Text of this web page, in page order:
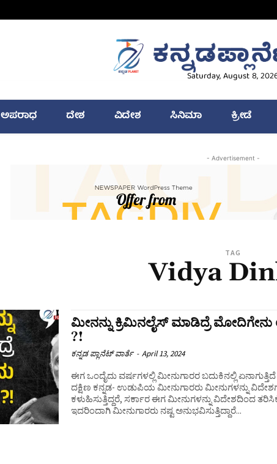
Saturday, August 8,
ಅಪರಾಧ ದೇಶ ವಿದೇಶ ಸಿನಿಮಾ ಕ್ರೀಡೆ
- Advertisement -
TAG
Vidya
ಮೀನನ್ನು ಕ್ರಿಮಿನಲೈಸ್ ಮಾಡಿದ್ರೆ ಮೋದಿಗೇನು
?!
ಕನ್ನಡ ಪ್ಲಾನೆಟ್ ವಾರ್ತೆ - April 13, 2024
ಈಗ ಒಂದೈದು ವರ್ಷಗಳಲ್ಲಿ ಮೀನುಗಾರರ ಬದುಕಿನಲ್ಲಿ
ದಕ್ಷಿಣ ಕನ್ನಡ- ಉಡುಪಿಯ ಮೀನುಗಾರರು ಮೀನುಗಳನ್ನು
ಕಳುಹಿಸುತ್ತಿದ್ದರೆ, ಸರ್ಕಾರ ಈಗ ಮೀನುಗಳನ್ನು ವಿದೇಶದಿಂದ
ಇದರಿಂದಾಗಿ ಮೀನುಗಾರರು ನಷ್ಟ ಅನುಭವಿಸುತ್ತಿದ್ದಾರೆ...